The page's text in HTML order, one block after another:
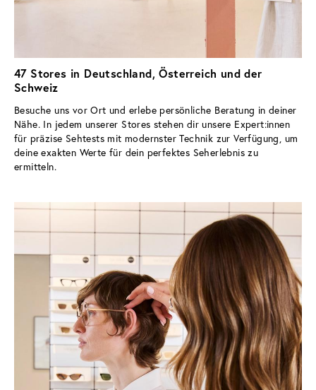
47 Stores in Deutschland, Österreich und der
Schweiz
Besuche uns vor Ort und erlebe persönliche Beratung in deiner
Nähe. In jedem unserer Stores stehen dir unsere Expert:innen
für präzise Sehtests mit modernster Technik zur Verfügung, um
deine exakten Werte für dein perfektes Seherlebnis zu
ermitteln.